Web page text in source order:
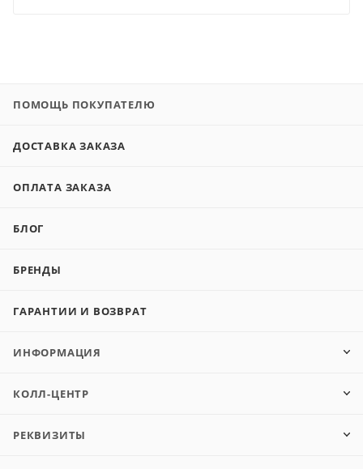
ПОМОЩЬ ПОКУПАТЕЛЮ
ДОСТАВКА ЗАКАЗА
ОПЛАТА ЗАКАЗА
БЛОГ
БРЕНДЫ
ГАРАНТИИ И ВОЗВРАТ
ИНФОРМАЦИЯ
КОЛЛ-ЦЕНТР
РЕКВИЗИТЫ